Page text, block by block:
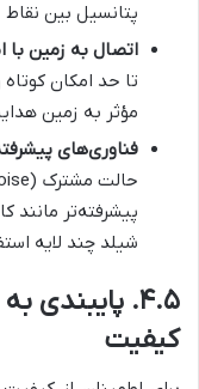
پتانسیل بین نقاط
اتصال به زمین با
تا حد امکان
مؤثر به زمین
فناوری‌های
پیشرفته‌تر مانند
شیلد چند لایه
۴.۵. پایبندی
کیفیت